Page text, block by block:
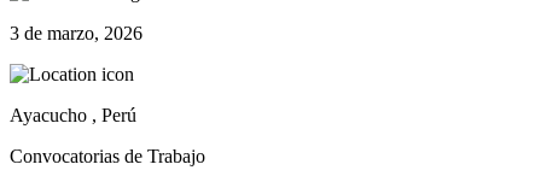
3 de marzo, 2026
Ayacucho , Perú
Convocatorias de Trabajo